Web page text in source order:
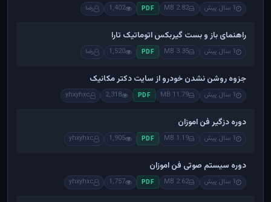
1 سال پیش 2.82 MB
PDF
1,402 رضا
راهنمای باز و بست گیربکس اتوماتیک تارا
1 سال پیش 3.35 MB
PDF
1,520 رضا
جزوه روشن نشدن خودرو از سایت دکتر مکانیک
1 سال پیش 11.79 MB
PDF
2,318
yhxyhxc
دوره دزگیر فن اموزان
1 سال پیش 1.19 MB
PDF
1,905
yhxyhxc
دوره سیستم صوتی فن اموزان
1 سال پیش 2.62 MB
PDF
1,757
yhxyhxc